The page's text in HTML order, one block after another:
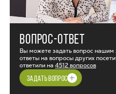
ВОПРОС-ОТВЕТ
Вы можете задать вопрос нашим
ответы на вопросы других
ответили на 4512 вопросов
ЗАДАТЬ ВОПРОС